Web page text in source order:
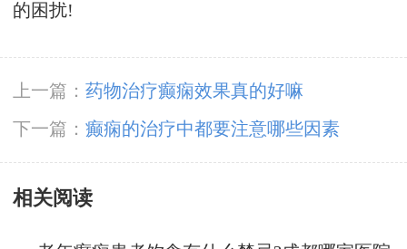
的困扰!
上一篇： 药物治疗癫痫效果真的好嘛
下一篇： 癫痫的治疗中都要注意哪些因素
相关阅读